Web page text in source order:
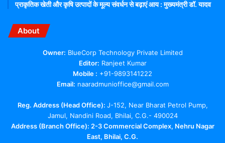
प्राकृतिक खेती और कृषि उत्पादों के मूल्य संवर्धन से बढ़ाएं आय : मुख्यमंत्री डॉ. यादव
About
Owner: BlueCorp Technology Private Limited
Editor: Ranjeet Kumar
Mobile : +91-9893141222
Email: naaradmunioffice@gmail.com
Reg. Address (Head Office): J-152, Near Bharat Petrol Pump,
Jamul, Nandini Road, Bhilai, C.G.- 490024
Address (Branch Office): 2-3 Commercial Complex, Nehru Nagar
East, Bhilai, C.G.